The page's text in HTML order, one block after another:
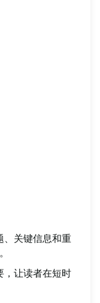
、关键信息和重
，让读者在短时